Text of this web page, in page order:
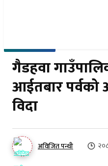
गैडहवा
आईतबार पर्वको
विदा
अविजित पन्थी